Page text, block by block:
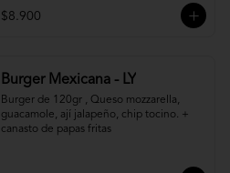
$8.900
Burger Mexicana - LY
Burger de 120gr , Queso mozzarella,
guacamole, ají jalapeño, chip tocino. +
canasto de papas fritas